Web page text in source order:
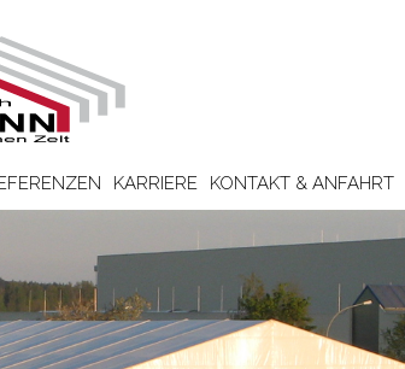
KARRIERE KONTAKT & ANFAHRT